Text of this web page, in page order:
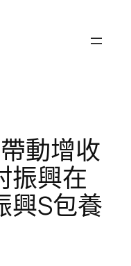
動增收
振興在
興S包養